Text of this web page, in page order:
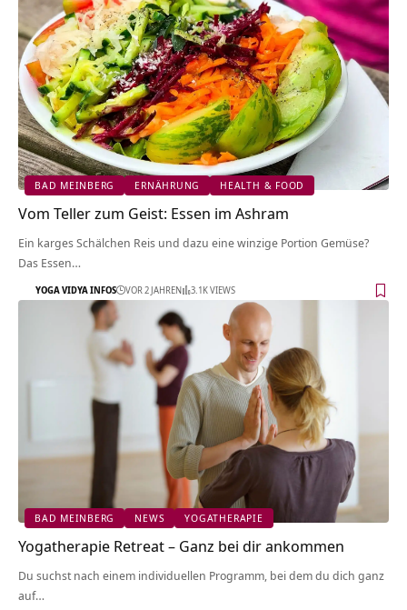
BAD MEINBERG ERNÄHRUNG HEALTH & FOOD
Vom Teller zum Geist: Essen im Ashram
Ein karges Schälchen Reis und dazu eine winzige Portion Gemüse?
Das Essen…
YOGA VIDYA INFOS VOR 2 JAHREN 3.1K VIEWS
BAD MEINBERG NEWS YOGATHERAPIE
Yogatherapie Retreat – Ganz bei dir ankommen
Du suchst nach einem individuellen Programm, bei dem du dich ganz
auf…